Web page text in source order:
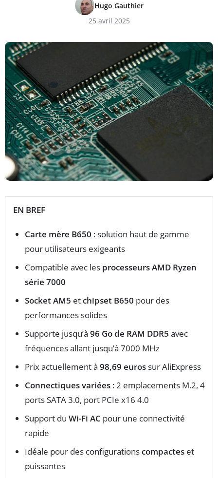
Hugo Gauthier
25 avril 2025
EN BREF
Carte mère B650 : solution haut de gamme
pour utilisateurs exigeants
Compatible avec les processeurs AMD Ryzen
série 7000
Socket AM5 etchipset B650 pour des
performances solides
Supporte jusqu’à 96 Go de RAM DDR5 avec
fréquences allant jusqu’à 7000 MHz
Prix actuellement à 98,69 eurossur AliExpress
Connectiques variées : 2 emplacements M.2, 4
ports SATA 3.0, port PCIe x16 4.0
Support du Wi-Fi AC pour une connectivité
rapide
Idéale pour des configurationscompactes et
puissantes